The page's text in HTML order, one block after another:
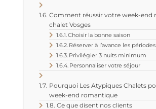
Comment réussir votre week-end
chalet Vosges
Choisir la bonne saison
Réserver à l’avance les
Privilégier 3 nuits minimum
Personnaliser votre séjour
Pourquoi Les Atypiques Chalets
week-end romantique
Ce que disent nos clients